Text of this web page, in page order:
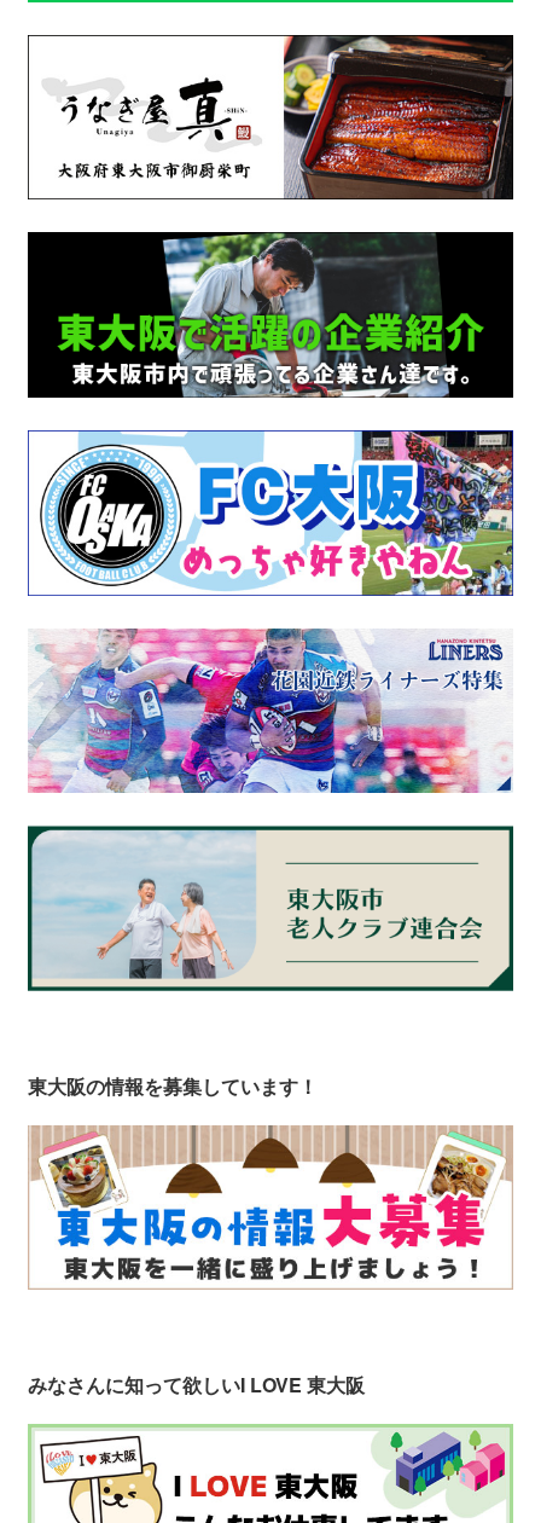
東大阪の情報を募集しています！
みなさんに知って欲しいI LOVE 東大阪